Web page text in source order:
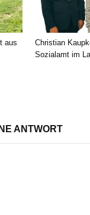
aus
Christian
Sozialamt im
ANTWORT